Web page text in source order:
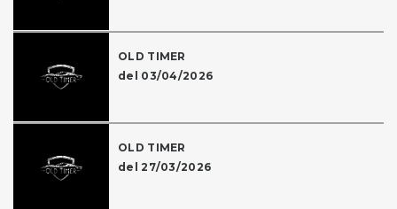
OLD TIMER
del 03/04/2026
OLD TIMER
del 27/03/2026